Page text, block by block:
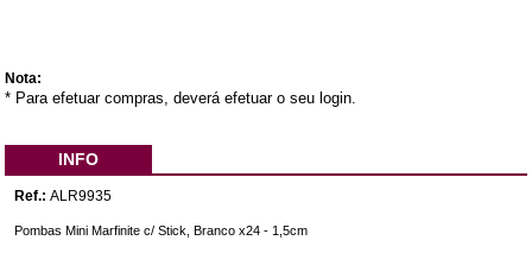
Nota:
* Para efetuar compras, deverá efetuar o seu login.
INFO
Ref.: ALR9935
Pombas Mini Marfinite c/ Stick, Branco x24 - 1,5cm